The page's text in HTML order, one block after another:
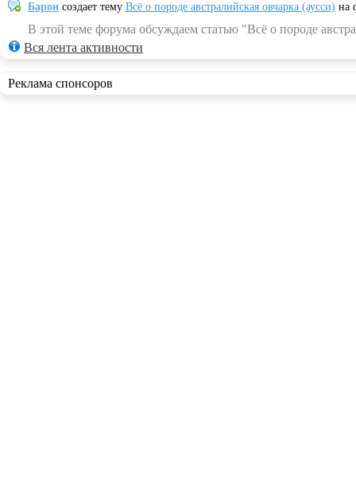
Барон создает тему Всё о породе австралийская овчарка (аусси) на
В этой теме форума обсуждаем статью "Всё о породе
Вся лента активности
Реклама спонсоров